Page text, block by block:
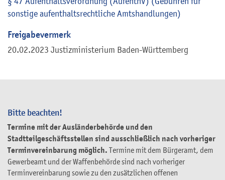
Bitte beachten!
Termine mit der Ausländerbehörde und den
Stadtteilgeschäftsstellen sind ausschließlich nach vorheriger
Terminvereinbarung möglich. Termine mit dem Bürgeramt, dem
Gewerbeamt und der Waffenbehörde sind nach vorheriger
Terminvereinbarung sowie zu den zusätzlichen offenen
sonstige aufenthaltsrechtliche Amtshandlungen)
Freigabevermerk
20.02.2023 Justizministerium Baden-Württemberg